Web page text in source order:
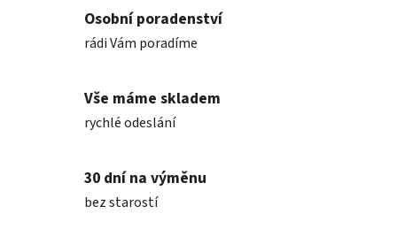
Osobní poradenství
rádi Vám poradíme
Vše máme skladem
rychlé odeslání
30 dní na výměnu
bez starostí